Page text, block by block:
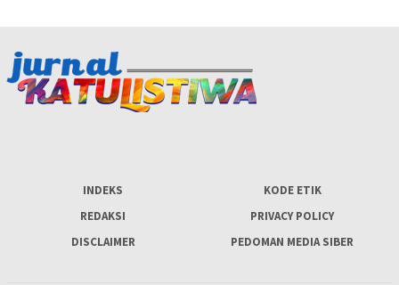
INDEKS
KODE ETIK
REDAKSI
PRIVACY POLICY
DISCLAIMER
PEDOMAN MEDIA SIBER